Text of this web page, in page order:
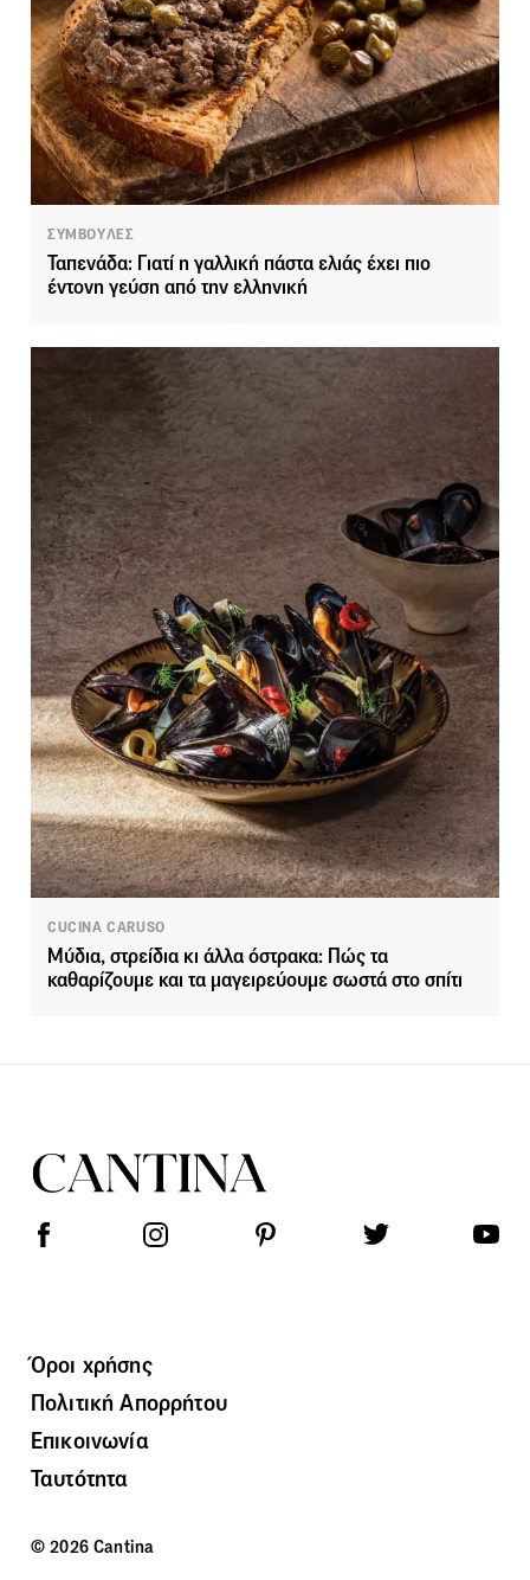
ΣΥΜΒΟΥΛΕΣ
Ταπενάδα: Γιατί η γαλλική πάστα ελιάς έχει πιο
έντονη γεύση από την ελληνική
CUCINA CARUSO
Μύδια, στρείδια κι άλλα όστρακα: Πώς τα
καθαρίζουμε και τα μαγειρεύουμε σωστά στο σπίτι
Όροι χρήσης
Πολιτική Απορρήτου
Επικοινωνία
Ταυτότητα
© 2026 Cantina